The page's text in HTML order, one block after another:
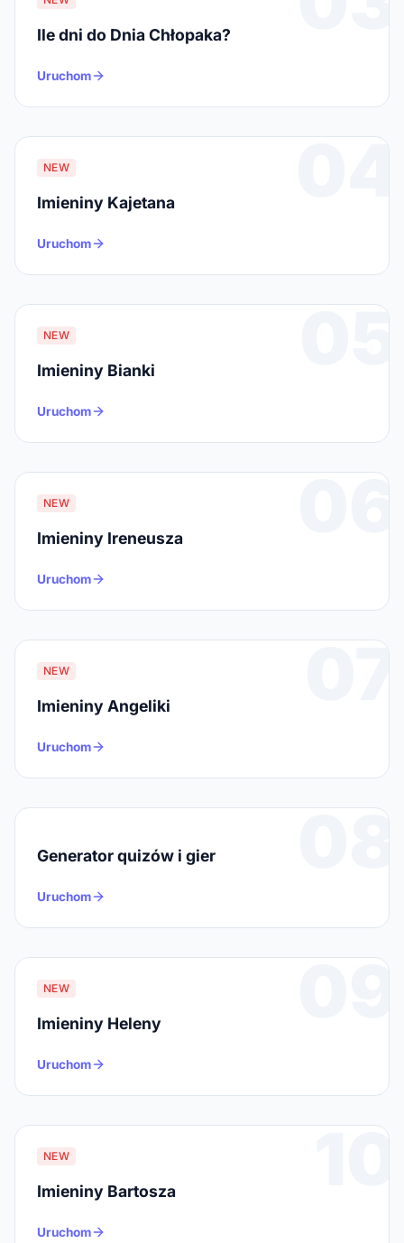
Ile dni do Dnia Chłopaka?
Uruchom
04
NEW
Imieniny Kajetana
Uruchom
05
NEW
Imieniny Bianki
Uruchom
06
NEW
Imieniny Ireneusza
Uruchom
07
NEW
Imieniny Angeliki
Uruchom
08
Generator quizów i gier
Uruchom
09
NEW
Imieniny Heleny
Uruchom
10
NEW
Imieniny Bartosza
Uruchom